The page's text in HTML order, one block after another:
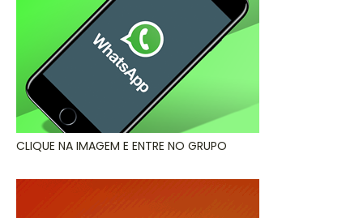
CLIQUE NA IMAGEM E ENTRE NO GRUPO